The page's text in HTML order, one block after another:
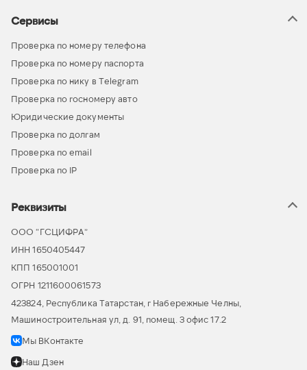
Сервисы
Проверка по номеру телефона
Проверка по номеру паспорта
Проверка по нику в Telegram
Проверка по госномеру авто
Юридические документы
Проверка по долгам
Проверка по email
Проверка по IP
Реквизиты
ООО “ГСЦИФРА”
ИНН 1650405447
КПП 165001001
ОГРН 1211600061573
423824, Республика Татарстан, г Набережные Челны,
Машиностроительная ул, д. 91, помещ. 3 офис 17.2
Мы ВКонтакте
Наш Дзен